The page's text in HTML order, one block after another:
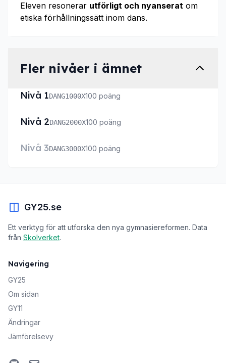
Eleven resonerar utförligt och nyanserat om
etiska förhållningssätt inom dans.
Fler nivåer i ämnet
Nivå 1DANG1000X100 poäng
Nivå 2DANG2000X100 poäng
Nivå 3DANG3000X100 poäng
GY25.se
Ett verktyg för att utforska den nya gymnasiereformen. Data
från Skolverket.
Navigering
GY25
Om sidan
GY11
Ändringar
Jämförelsevy